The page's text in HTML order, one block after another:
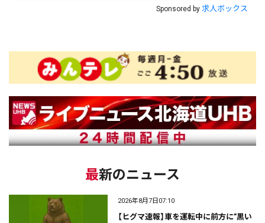
Sponsored by 求人ボックス
最新のニュース
2026年8月7日07:10
【ヒグマ速報】車を運転中に前方に”黒い